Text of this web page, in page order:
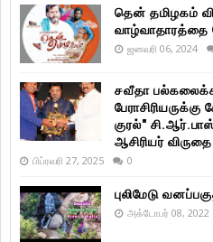
தென் தமிழகம்
வாழ்வாதாரத்தை
ஜனவரி 06, 2024
சவீதா
குரல்"
ஆசிரியர்
பிப்ரவரி 27, 2025 0
புலிமேடு
அக்டோபர் 08, 2022